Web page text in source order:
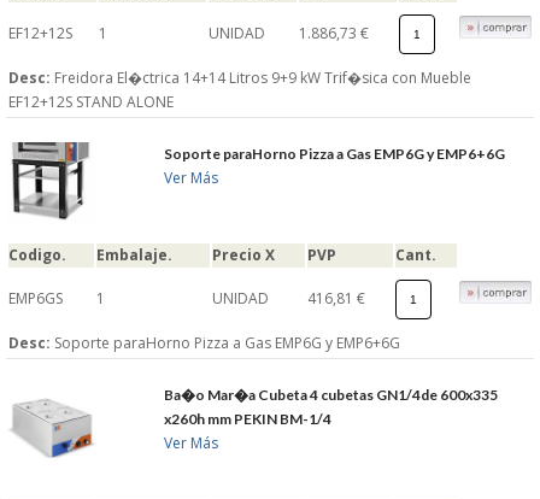
EF12+12S 1 UNIDAD 1.886,73 €
Desc: Freidora El�ctrica 14+14 Litros 9+9 kW Trif�sica con Mueble
EF12+12S STAND ALONE
Soporte paraHorno Pizza a Gas EMP6G y EMP6+6G
Ver Más
Codigo. Embalaje. Precio X PVP Cant.
EMP6GS 1 UNIDAD 416,81 €
Desc: Soporte paraHorno Pizza a Gas EMP6G y EMP6+6G
Ba�o Mar�a Cubeta 4 cubetas GN1/4de 600x335
x260h mm PEKIN BM-1/4
Ver Más